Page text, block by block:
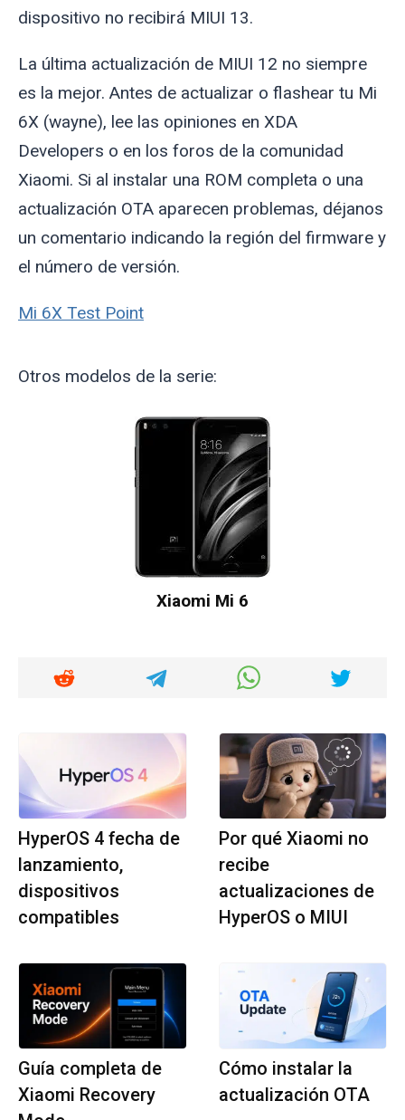
dispositivo no recibirá MIUI 13.
La última actualización de MIUI 12 no siempre
es la mejor. Antes de actualizar o flashear tu Mi
6X (wayne), lee las opiniones en XDA
Developers o en los foros de la comunidad
Xiaomi. Si al instalar una ROM completa o una
actualización OTA aparecen problemas, déjanos
un comentario indicando la región del firmware y
el número de versión.
Mi 6X Test Point
Otros modelos de la serie:
Xiaomi Mi 6
HyperOS 4 fecha de
lanzamiento,
dispositivos
compatibles
Por qué Xiaomi no
recibe
actualizaciones de
HyperOS o MIUI
Guía completa de
Xiaomi Recovery
Cómo instalar la
actualización OTA